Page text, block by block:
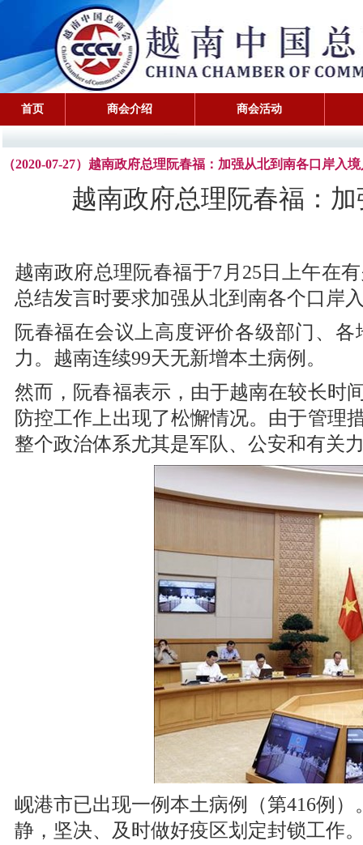
首页 商会介绍 商会活动
（2020-07-27）越南政府总理阮春福：加强从北到南各口岸入
越南政府总理阮春福：
越南政府总理阮春福于7月25日上午在
总结发言时要求加强从北到南各个口岸
阮春福在会议上高度评价各级部门、
力。越南连续99天无新增本土病例。
然而，阮春福表示，由于越南在较长时
防控工作上出现了松懈情况。由于管理
整个政治体系尤其是军队、公安和有关
岘港市已出现一例本土病例（第416例
静，坚决、及时做好疫区划定封锁工作